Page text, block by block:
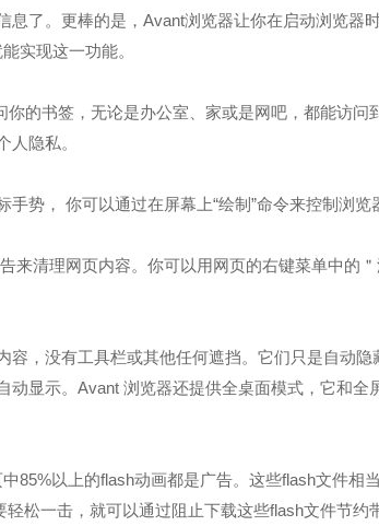
息了。更棒的是，Avant浏览器让你在启动浏览器
实现这一功能。
的书签，无论是办公室、家或是网吧，都能访问
人隐私。
势， 你可以通过在屏幕上“绘制”命令来控制浏览
来清理网页内容。你可以用网页的右键菜单中的＂
容，没有工具栏或其他任何遮挡。它们只是自动隐
动显示。Avant 浏览器还提供全桌面模式，它和全
85%以上的flash动画都是广告。这些flash文件相
松一击，就可以通过阻止下载这些flash文件节约